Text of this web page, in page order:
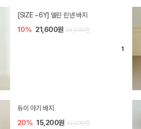
[SIZE ~6Y] 델린 린넨 바지
10% 21,600원 24,000원
듀이 아기 바지
20% 15,200원 19,000원